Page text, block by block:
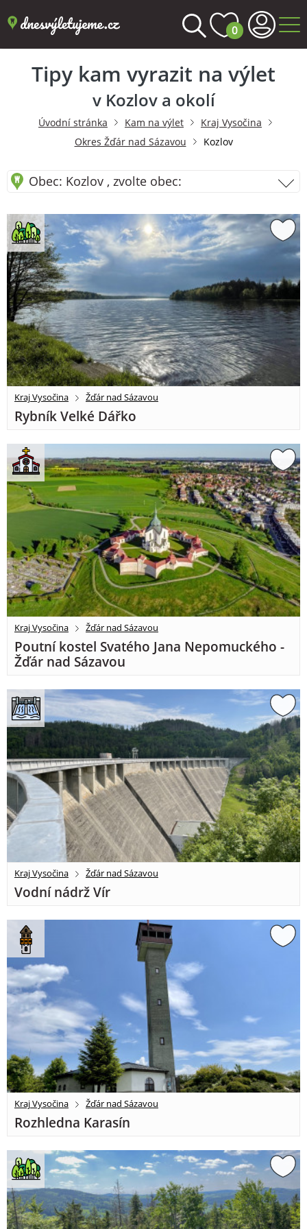
0
Tipy kam vyrazit na výlet
v Kozlov a okolí
Úvodní stránka Kam na výlet
Kraj Vysočina
Okres Žďár nad Sázavou
Kozlov
Obec: Kozlov , zvolte obec:
Kraj Vysočina Žďár nad Sázavou
Rybník Velké Dářko
Kraj Vysočina Žďár nad Sázavou
Poutní kostel Svatého Jana Nepomuckého -
Žďár nad Sázavou
Kraj Vysočina Žďár nad Sázavou
Vodní nádrž Vír
Kraj Vysočina Žďár nad Sázavou
Rozhledna Karasín